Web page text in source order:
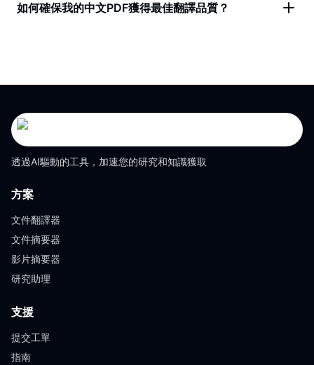
如何確保我的中文PDF獲得最佳翻譯品質？
透過AI驅動的工具，加速您的研究和知識獲取
方案
文件翻譯器
文件摘要器
影片摘要器
研究助理
支援
提交工單
指南